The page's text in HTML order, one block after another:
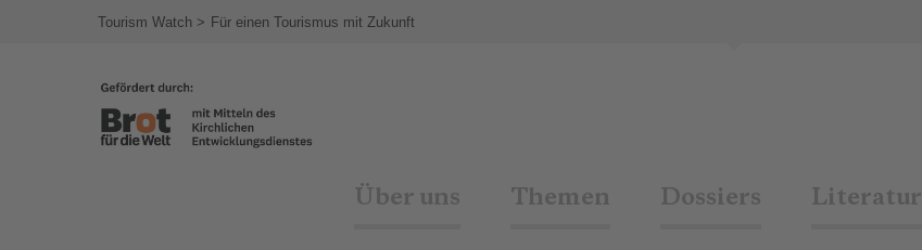
Tourism Watch Für einen Tourismus mit Zukunft
Über uns Themen Dossiers Literatur